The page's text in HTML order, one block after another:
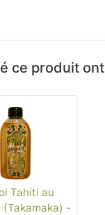
ce produit
Tahiti au
(Takamaka) -